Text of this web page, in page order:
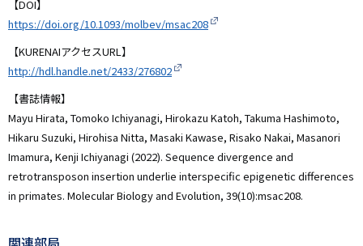
【DOI】
https://doi.org/10.1093/molbev/msac208
【KURENAIアクセスURL】
http://hdl.handle.net/2433/276802
【書誌情報】
Mayu Hirata, Tomoko Ichiyanagi, Hirokazu Katoh, Takuma Hashimoto,
Hikaru Suzuki, Hirohisa Nitta, Masaki Kawase, Risako Nakai, Masanori
Imamura, Kenji Ichiyanagi (2022). Sequence divergence and
retrotransposon insertion underlie interspecific epigenetic differences
in primates. Molecular Biology and Evolution, 39(10):msac208.